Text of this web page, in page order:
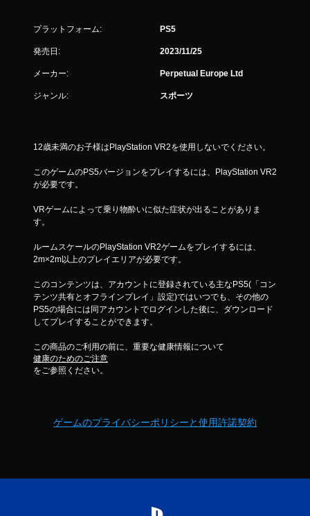
プラットフォーム: PS5
発売日: 2023/11/25
メーカー: Perpetual Europe Ltd
ジャンル: スポーツ
12歳未満のお子様はPlayStation VR2を使用しないでください。
このゲームのPS5バージョンをプレイするには、PlayStation VR2
が必要です。
VRゲームによって乗り物酔いに似た症状が出ることがありま
す。
ルームスケールのPlayStation VR2ゲームをプレイするには、
2m×2m以上のプレイエリアが必要です。
このコンテンツは、アカウントに登録されている主なPS5(「コン
テンツ共有とオフラインプレイ」設定)ではいつでも、その他の
PS5の場合には同アカウントでログインした後に、ダウンロード
してプレイすることができます。
この商品のご利用の前に、重要な健康情報について
健康のためのご注意
をご参照ください。
ゲームのプライバシーポリシーと使用許諾契約